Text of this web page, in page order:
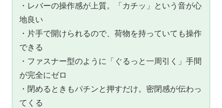
・レバーの操作感が上質。「カチッ」という音が心
地良い
・片手で開けられるので、荷物を持っていても操作
できる
・ファスナー型のように「ぐるっと一周引く」手間
が完全にゼロ
・閉めるときもパチンと押すだけ。密閉感が伝わっ
てくる